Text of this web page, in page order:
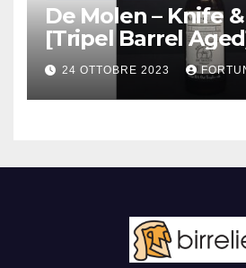
De Molen – Knife
[Tripel Barrel
24 OTTOBRE 2023